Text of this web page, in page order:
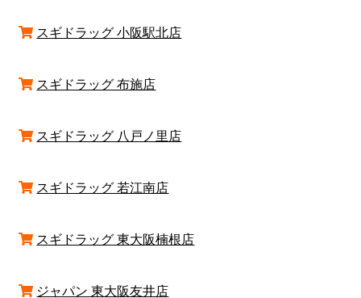
スギドラッグ 小阪駅北店
スギドラッグ 布施店
スギドラッグ 八戸ノ里店
スギドラッグ 若江南店
スギドラッグ 東大阪楠根店
ジャパン 東大阪友井店